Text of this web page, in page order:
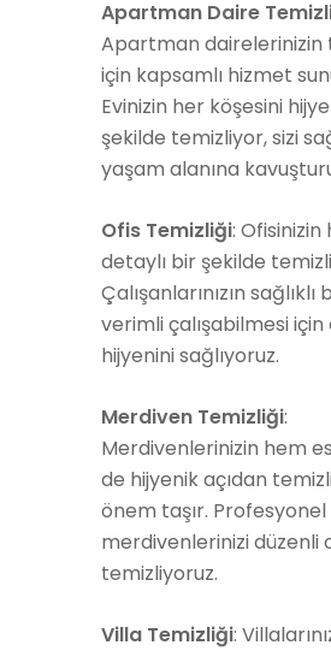
Apartman Daire
Apartman dairelerinizin
için kapsamlı hizmet
Evinizin her köşesini
şekilde temizliyor, sizi
yaşam alanına
Ofis Temizliği:
detaylı bir şekilde
Çalışanlarınızın
verimli çalışabilmesi için
hijyenini sağlıyoruz.
Merdiven Temizliği:
Merdivenlerinizin hem
de hijyenik açıdan
önem taşır.
merdivenlerinizi düzenli
temizliyoruz.
Villa Temizliği: